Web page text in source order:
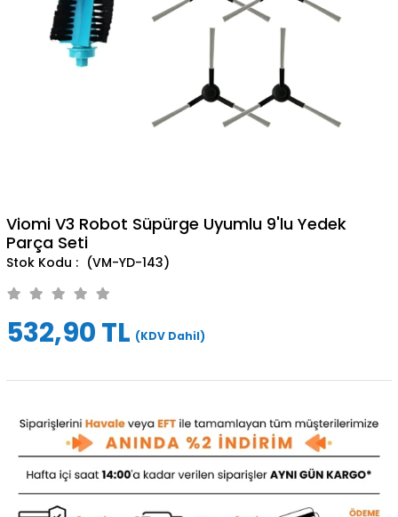
Viomi V3 Robot Süpürge Uyumlu 9'lu Yedek
Parça Seti
(VM-YD-143)
532,90 TL (KDV Dahil)